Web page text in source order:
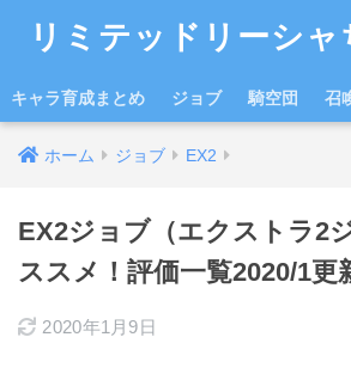
リミテッドリーシャ
キャラ育成まとめ ジョブ 騎空団 召
ホーム ジョブ EX2
EX2ジョブ（エクストラ2
ススメ！評価一覧2020/1更
2020年1月9日